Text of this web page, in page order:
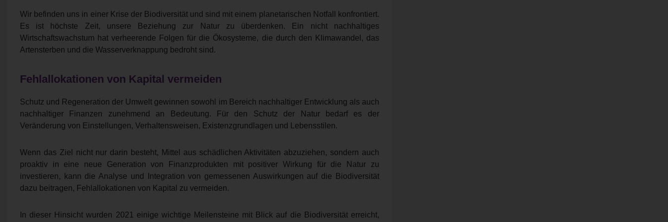
Wir befinden uns in einer Krise der Biodiversität und sind mit einem planetarischen Notfall konfrontiert.
Es ist höchste Zeit, unsere Beziehung zur Natur zu überdenken. Ein nicht nachhaltiges
Wirtschaftswachstum hat verheerende Folgen für die Ökosysteme, die durch den Klimawandel, das
Artensterben und die Wasserverknappung bedroht sind.
Fehlallokationen von Kapital vermeiden
Schutz und Regeneration der Umwelt gewinnen sowohl im Bereich nachhaltiger Entwicklung als auch
nachhaltiger Finanzen zunehmend an Bedeutung. Für den Schutz der Natur bedarf es der
Veränderung von Einstellungen, Verhaltensweisen, Existenzgrundlagen und Lebensstilen.
Wenn das Ziel nicht nur darin besteht, Mittel aus schädlichen Aktivitäten abzuziehen, sondern auch
proaktiv in eine neue Generation von Finanzprodukten mit positiver Wirkung für die Natur zu
investieren, kann die Analyse und Integration von gemessenen Auswirkungen auf die Biodiversität
dazu beitragen, Fehlallokationen von Kapital zu vermeiden.
In dieser Hinsicht wurden 2021 einige wichtige Meilensteine mit Blick auf die Biodiversität erreicht,